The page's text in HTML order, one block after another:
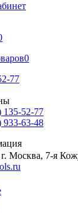
0
77
135-52-77
933-63-48
Москва, 7-я